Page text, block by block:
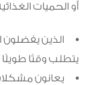
أو الحميات
الذين يفضلون
يتطلب وقتًا
يعانون